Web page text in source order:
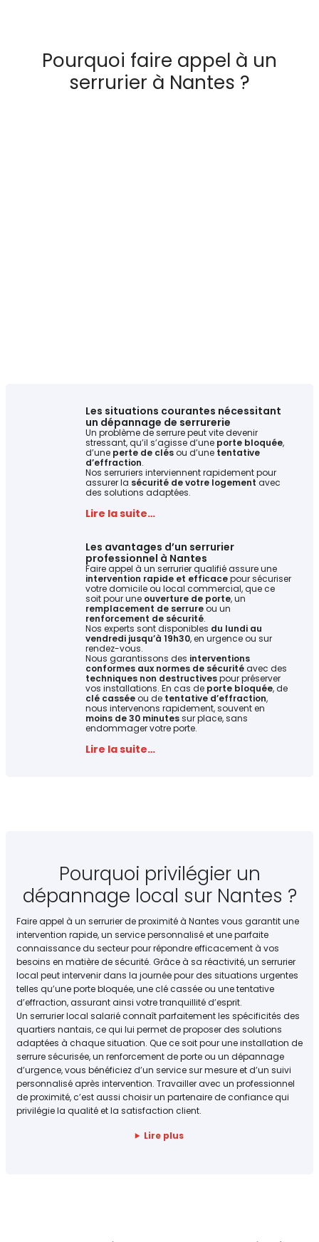
Pourquoi faire appel à un
serrurier à Nantes ?
Les situations courantes nécessitant
un dépannage de serrurerie
Un problème de serrure peut vite devenir
stressant, qu’il s’agisse d’une porte bloquée,
d’une perte de clésou d’une tentative
d’effraction.
Nos serruriers interviennent rapidement pour
assurer la sécurité de votre logement avec
des solutions adaptées.
Lire la suite…
Les avantages d’un serrurier
professionnel à Nantes
Faire appel à un serrurier qualifié assure une
intervention rapide et efficacepour sécuriser
votre domicile ou local commercial, que ce
soit pour une ouverture de porte, un
remplacement de serrureou un
renforcement de sécurité.
Nos experts sont disponibles du lundi au
vendredi jusqu’à 19h30, en urgence ou sur
rendez-vous.
Nous garantissons des interventions
conformes aux normes de sécuritéavec des
techniques non destructivespour préserver
vos installations. En cas de porte bloquée, de
clé casséeou de tentative d’effraction,
nous intervenons rapidement, souvent en
moins de 30 minutessur place, sans
endommager votre porte.
Lire la suite…
Pourquoi privilégier un
dépannage local sur Nantes ?
Faire appel à un serrurier de proximité à Nantes vous garantit une
intervention rapide, un service personnalisé et une parfaite
connaissance du secteur pour répondre efficacement à vos
besoins en matière de sécurité. Grâce à sa réactivité, un serrurier
local peut intervenir dans la journée pour des situations urgentes
telles qu’une porte bloquée, une clé cassée ou une tentative
d’effraction, assurant ainsi votre tranquillité d’esprit.
Un serrurier local salarié connaît parfaitement les spécificités des
quartiers nantais, ce qui lui permet de proposer des solutions
adaptées à chaque situation. Que ce soit pour une installation de
serrure sécurisée, un renforcement de porte ou un dépannage
d’urgence, vous bénéficiez d’un service sur mesure et d’un suivi
personnalisé après intervention. Travailler avec un professionnel
de proximité, c’est aussi choisir un partenaire de confiance qui
privilégie la qualité et la satisfaction client.
Lire plus